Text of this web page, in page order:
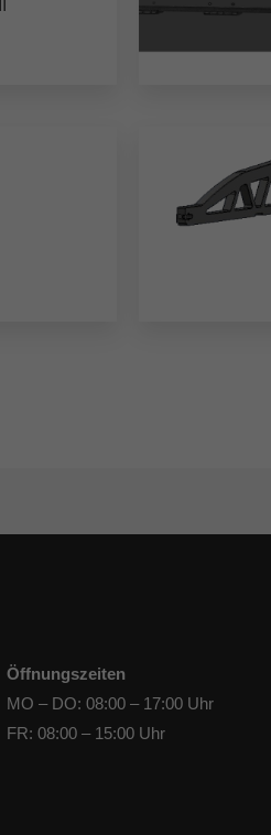
Öffnungszeiten
MO – DO: 08:00 – 17:00 Uhr
FR: 08:00 – 15:00 Uhr